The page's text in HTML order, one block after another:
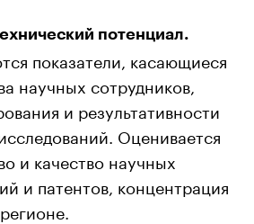
потенциал.
показатели, касающиеся
научных сотрудников,
и результативности
Оценивается
и качество научных
и патентов, концентрация